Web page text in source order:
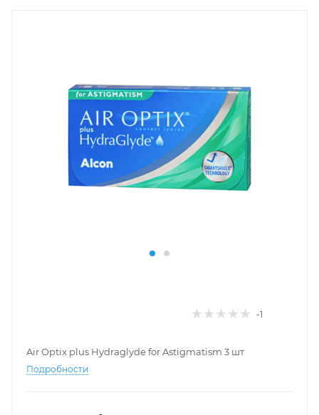
-1
Air Optix plus Hydraglyde for Astigmatism 3 шт
Подробности